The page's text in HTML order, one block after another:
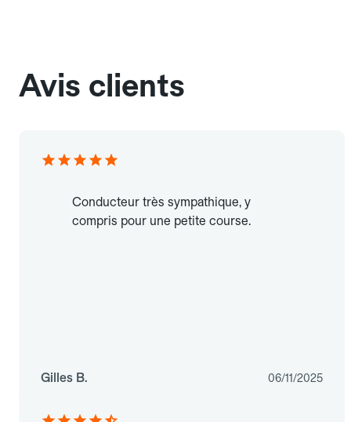
Avis clients
Conducteur très sympathique, y
compris pour une petite course.
Gilles B. 06/11/2025